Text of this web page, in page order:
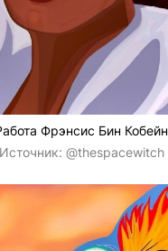
Фрэнсис Бин Кобейн
Источник: @thespacewitch